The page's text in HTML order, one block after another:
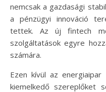
nemcsak a gazdasági
a pénzügyi innováció
tettek. Az új fintech
szolgáltatások egyre
számára.
Ezen kívül az
kiemelkedő szereplőket